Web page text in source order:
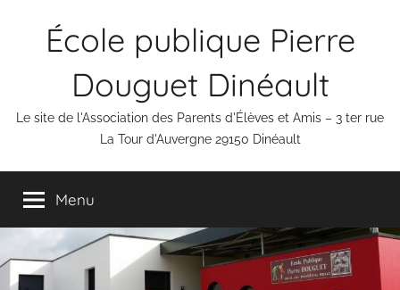
École publique Pierre
Douguet Dinéault
Le site de l'Association des Parents d'Élèves et Amis – 3 ter rue
La Tour d'Auvergne 29150 Dinéault
Menu